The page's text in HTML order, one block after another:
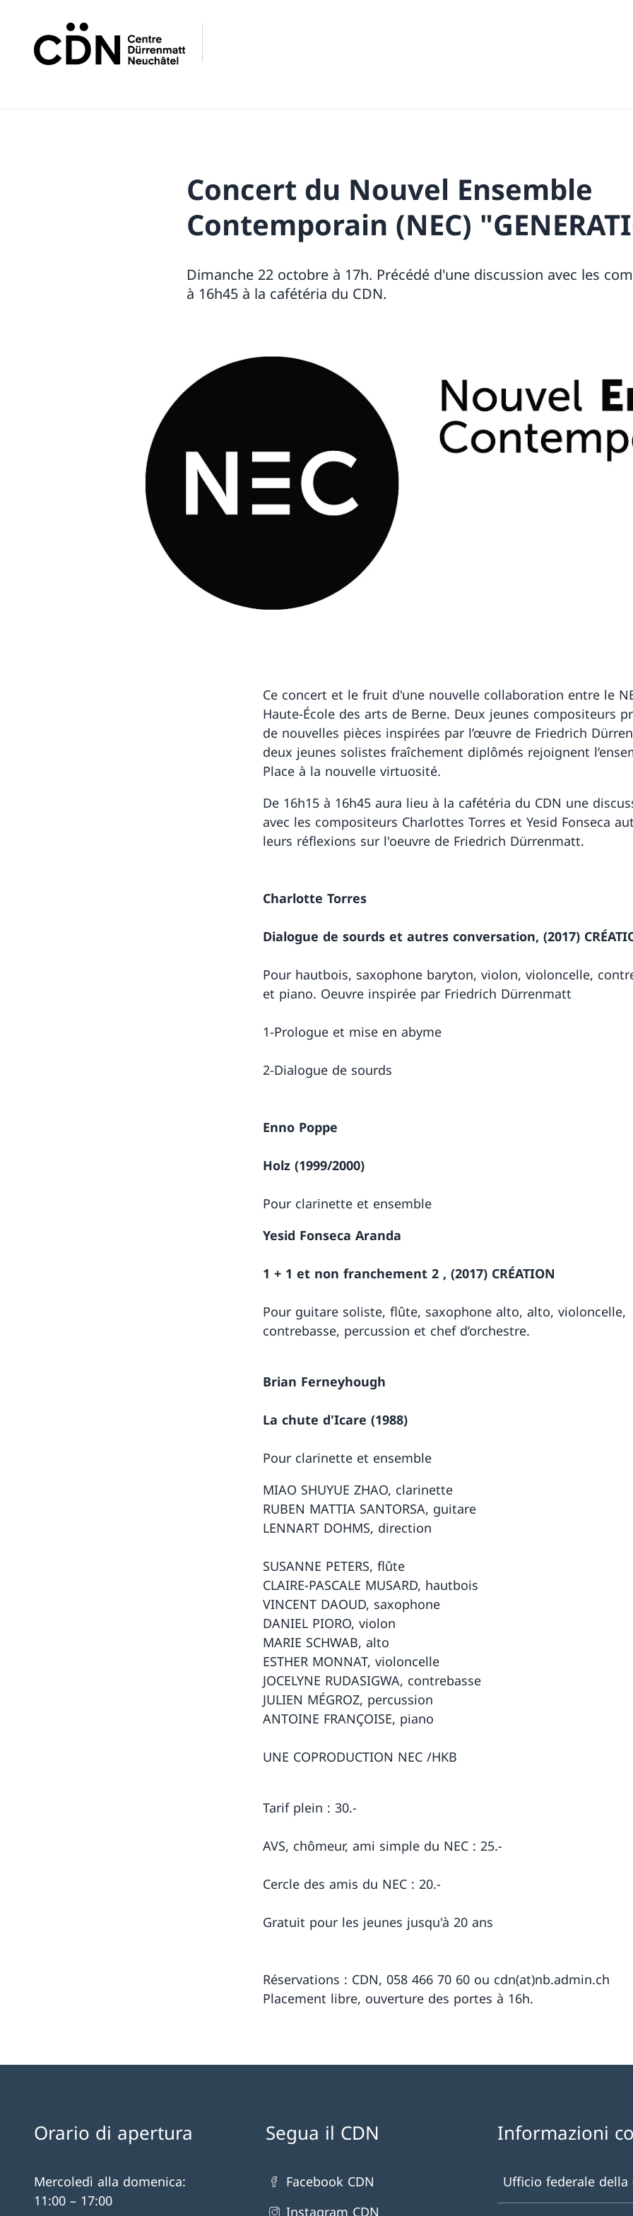
Concert du Nouvel Ensemble
Contemporain (NEC)
Dimanche 22 octobre à 17h. Précédé d'une discussion avec les
à 16h45 à la cafétéria du CDN.
Ce concert et le fruit d'une nouvelle collaboration entre le
Haute-École des arts de Berne. Deux jeunes compositeurs
de nouvelles pièces inspirées par l’œuvre de Friedrich
deux jeunes solistes fraîchement diplômés rejoignent
Place à la nouvelle virtuosité.
De 16h15 à 16h45 aura lieu à la cafétéria du CDN une
avec les compositeurs Charlottes Torres et Yesid Fonseca
leurs réflexions sur l'oeuvre de Friedrich Dürrenmatt.
Charlotte Torres
Dialogue de sourds et autres conversation, (2017)
Pour hautbois, saxophone baryton, violon, violoncelle,
et piano. Oeuvre inspirée par Friedrich Dürrenmatt
1-Prologue et mise en abyme
2-Dialogue de sourds
Enno Poppe
Holz (1999/2000)
Pour clarinette et ensemble
Yesid Fonseca Aranda
1 + 1 et non franchement 2 , (2017) CRÉATION
Pour guitare soliste, flûte, saxophone alto, alto, violoncelle,
contrebasse, percussion et chef d’orchestre.
Brian Ferneyhough
La chute d'Icare (1988)
Pour clarinette et ensemble
MIAO SHUYUE ZHAO, clarinette
RUBEN MATTIA SANTORSA, guitare
LENNART DOHMS, direction
SUSANNE PETERS, flûte
CLAIRE-PASCALE MUSARD, hautbois
VINCENT DAOUD, saxophone
DANIEL PIORO, violon
MARIE SCHWAB, alto
ESTHER MONNAT, violoncelle
JOCELYNE RUDASIGWA, contrebasse
JULIEN MÉGROZ, percussion
ANTOINE FRANÇOISE, piano
UNE COPRODUCTION NEC /HKB
Tarif plein : 30.-
AVS, chômeur, ami simple du NEC : 25.-
Cercle des amis du NEC : 20.-
Gratuit pour les jeunes jusqu'à 20 ans
Réservations : CDN, 058 466 70 60 ou cdn(at)nb.admin.ch
Placement libre, ouverture des portes à 16h.
Orario di apertura
Mercoledì alla domenica:
11:00 – 17:00
Segua il CDN
Facebook CDN
Instagram CDN
Informazioni
Ufficio federale della